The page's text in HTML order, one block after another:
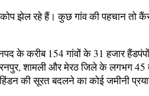
झेल रहे हैं। कुछ गांव की पहचान तो
के करीब 154 गांवों के 31 हजार
शामली और मेरठ जिले के लगभग
की सूरत बदलने का कोई जमीनी